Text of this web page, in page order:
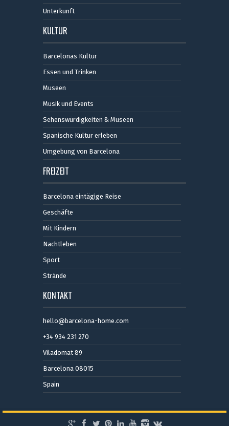
Unterkunft
KULTUR
Barcelonas Kultur
Essen und Trinken
Museen
Musik und Events
Sehenswürdigkeiten & Museen
Spanische Kultur erleben
Umgebung von Barcelona
FREIZEIT
Barcelona eintägige Reise
Geschäfte
Mit Kindern
Nachtleben
Sport
Strände
KONTAKT
hello@barcelona-home.com
+34 934 231 270
Viladomat 89
Barcelona 08015
Spain